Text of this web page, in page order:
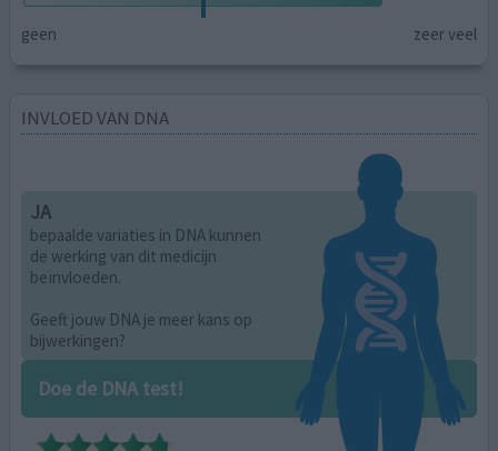
geen zeer veel
INVLOED VAN DNA
JA
bepaalde variaties in DNA kunnen
de werking van dit medicijn
beïnvloeden.
Geeft jouw DNA je meer kans op
bijwerkingen?
Doe de DNA test!